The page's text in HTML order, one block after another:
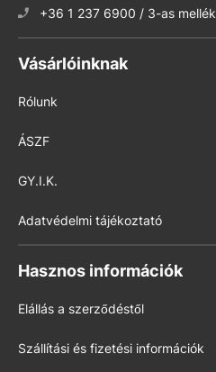
+36 1 237 6900 / 3-as mellék
Vásárlóinknak
Rólunk
ÁSZF
GY.I.K.
Adatvédelmi tájékoztató
Hasznos információk
Elállás a szerződéstől
Szállítási és fizetési információk